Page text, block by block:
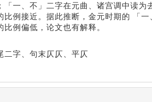
一、不」二字在元曲、诸宫调中读为
例接近。据此推断，金元时期的 「
例偏低，论文也有解释。
二字、句末仄仄、平仄